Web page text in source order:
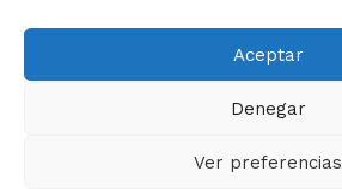
Aceptar
Denegar
Ver preferencias